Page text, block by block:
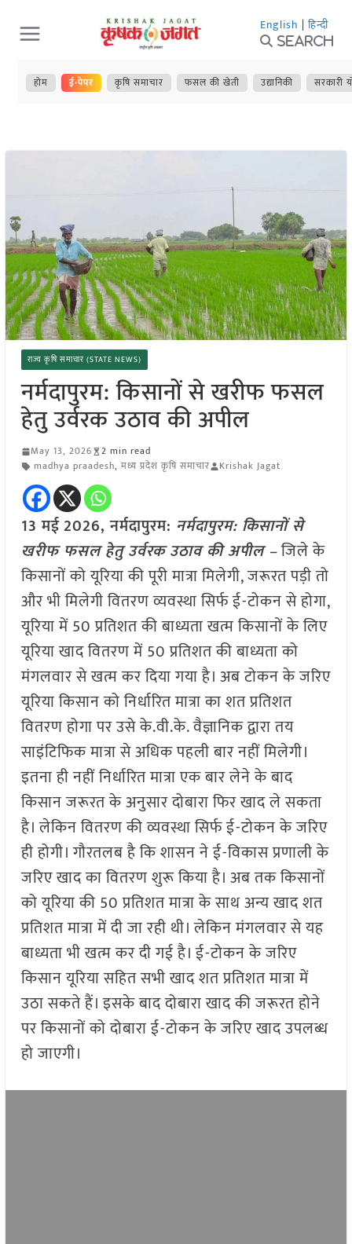
Skip
to
content
English | हिन्दी
Search
होम ई-पेपर कृषि समाचार फसल की खेती उद्यानिकी सरकारी
राज्य कृषि समाचार (STATE NEWS)
नर्मदापुरम: किसानों से खरीफ फसल
हेतु उर्वरक उठाव की अपील
May 13, 2026
2 min read
madhya praadesh, मध्य प्रदेश कृषि समाचार Krishak Jagat
13 मई2026, नर्मदापुरम: नर्मदापुरम: किसानों से
खरीफ फसल हेतु उर्वरक उठाव की अपील –जिले के
किसानों को यूरिया की पूरी मात्रा मिलेगी, जरूरत पड़ी तो
और भी मिलेगी वितरण व्यवस्था सिर्फ ई-टोकन से होगा,
यूरिया में 50 प्रतिशत की बाध्यता खत्म किसानों के लिए
यूरिया खाद वितरण में 50 प्रतिशत की बाध्यता को
मंगलवार से खत्म कर दिया गया है। अब टोकन के जरिए
यूरिया किसान को निर्धारित मात्रा का शत प्रतिशत
वितरण होगा पर उसे के.वी.के. वैज्ञानिक द्वारा तय
साइंटिफिक मात्रा से अधिक पहली बार नहीं मिलेगी।
इतना ही नहीं निर्धारित मात्रा एक बार लेने के बाद
किसान जरूरत के अनुसार दोबारा फिर खाद ले सकता
है। लेकिन वितरण की व्यवस्था सिर्फ ई-टोकन के जरिए
ही होगी। गौरतलब है कि शासन ने ई-विकास प्रणाली के
जरिए खाद का वितरण शुरू किया है। अब तक किसानों
को यूरिया की 50 प्रतिशत मात्रा के साथ अन्य खाद शत
प्रतिशत मात्रा में दी जा रही थी। लेकिन मंगलवार से यह
बाध्यता भी खत्म कर दी गई है। ई-टोकन के जरिए
किसान यूरिया सहित सभी खाद शत प्रतिशत मात्रा में
उठा सकते हैं। इसके बाद दोबारा खाद की जरूरत होने
पर किसानों को दोबारा ई-टोकन के जरिए खाद उपलब्ध
हो जाएगी।